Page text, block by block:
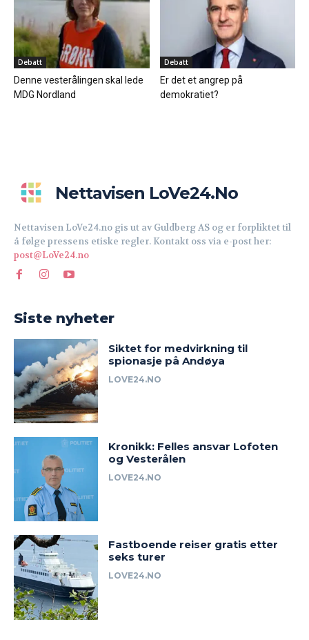
Debatt
Denne vesterålingen skal lede
MDG Nordland
Debatt
Er det et angrep på
demokratiet?
Nettavisen LoVe24.no
Nettavisen LoVe24.no gis ut av Guldberg AS og er forpliktet til
å følge pressens etiske regler. Kontakt oss via e-post her:
post@LoVe24.no
Siste nyheter
Siktet for medvirkning til
spionasje på Andøya
LOVE24.NO
Kronikk: Felles ansvar Lofoten
og Vesterålen
LOVE24.NO
Fastboende reiser gratis etter
seks turer
LOVE24.NO